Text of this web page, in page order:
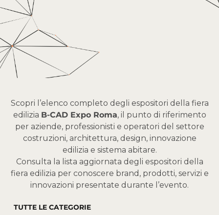
Scopri l’elenco completo degli espositori della fiera
edilizia B-CAD Expo Roma, il punto di riferimento
per aziende, professionisti e operatori del settore
costruzioni, architettura, design, innovazione
edilizia e sistema abitare.
Consulta la lista aggiornata degli espositori della
fiera edilizia per conoscere brand, prodotti, servizi e
innovazioni presentate durante l’evento.
TUTTE LE CATEGORIE